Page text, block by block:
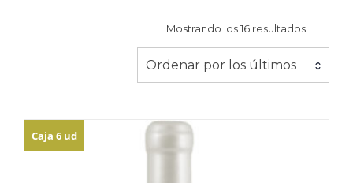
Mostrando los 16 resultados
últimos
Ordenar por los últimos
Caja 6 ud